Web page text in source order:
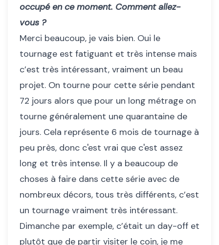
occupé en ce moment. Comment allez-
vous ?
Merci beaucoup, je vais bien. Oui le
tournage est fatiguant et très intense mais
c’est très intéressant, vraiment un beau
projet. On tourne pour cette série pendant
72 jours alors que pour un long métrage on
tourne généralement une quarantaine de
jours. Cela représente 6 mois de tournage à
peu près, donc c'est vrai que c'est assez
long et très intense. Il y a beaucoup de
choses à faire dans cette série avec de
nombreux décors, tous très différents, c’est
un tournage vraiment très intéressant.
Dimanche par exemple, c’était un day-off et
plutôt que de partir visiter le coin, je me